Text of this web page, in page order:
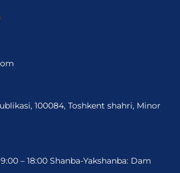
100084, Toshkent shahri, Minor
– 18:00 Shanba-Yakshanba: Dam